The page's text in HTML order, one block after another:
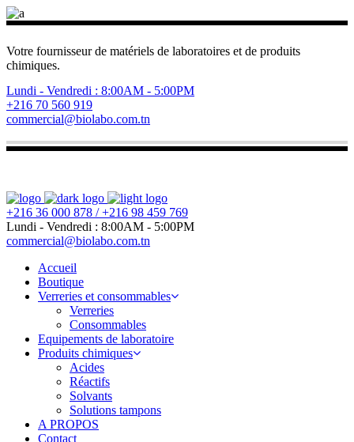
Votre fournisseur de matériels de laboratoires et de produits
chimiques.
Lundi - Vendredi : 8:00AM - 5:00PM
+216 70 560 919
commercial@biolabo.com.tn
+216 36 000 878 / +216 98 459 769
Lundi - Vendredi : 8:00AM - 5:00PM
commercial@biolabo.com.tn
Accueil
Boutique
Verreries et consommables
Verreries
Consommables
Equipements de laboratoire
Produits chimiques
Acides
Réactifs
Solvants
Solutions tampons
A PROPOS
Contact